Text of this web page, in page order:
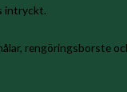
intryckt.
rengöringsborste